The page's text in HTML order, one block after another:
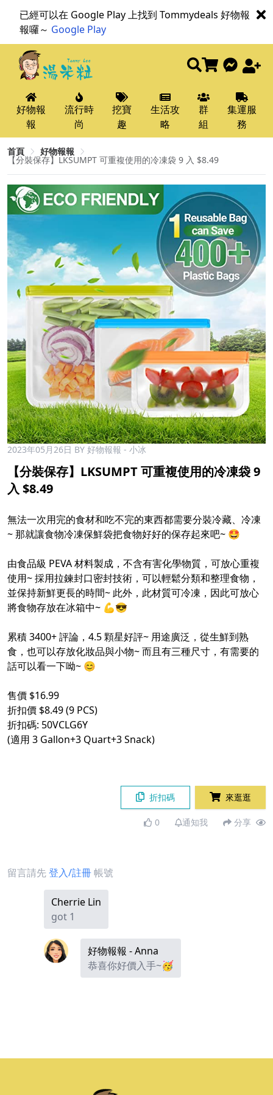
已經可以在 Google Play 上找到 Tommydeals 好物報
報囉～ Google Play
好物報
報
流行時
尚
挖寶
趣
生活攻
略
群
組
集運服
務
首頁 好物報報
【分裝保存】LKSUMPT 可重複使用的冷凍袋 9 入 $8.49
2023年05月26日 BY 好物報報 - 小冰
【分裝保存】LKSUMPT 可重複使用的冷凍袋 9
入 $8.49
無法一次用完的食材和吃不完的東西都需要分裝冷藏、冷凍
~ 那就讓食物冷凍保鮮袋把食物好好的保存起來吧~ 🤩
由食品級 PEVA 材料製成，不含有害化學物質，可放心重複
使用~ 採用拉鍊封口密封技術，可以輕鬆分類和整理食物，
並保持新鮮更長的時間~ 此外，此材質可冷凍，因此可放心
將食物存放在冰箱中~ 💪😎
累積 3400+ 評論，4.5 顆星好評~ 用途廣泛，從生鮮到熟
食，也可以存放化妝品與小物~ 而且有三種尺寸，有需要的
話可以看一下呦~ 😊
售價 $16.99
折扣價 $8.49 (9 PCS)
折扣碼: 50VCLG6Y
(適用 3 Gallon+3 Quart+3 Snack)
折扣碼 來逛逛
0 通知我 分享
留言請先登入/註冊帳號
Cherrie Lin
got 1
好物報報 - Anna
恭喜你好價入手~🥳